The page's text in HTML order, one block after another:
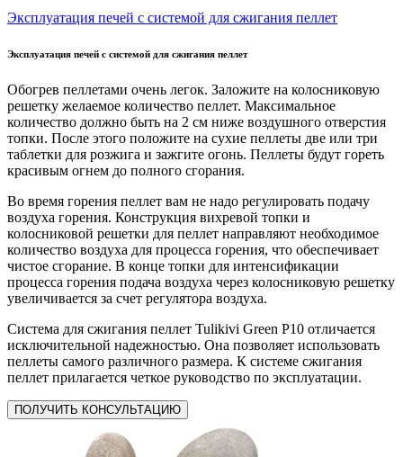
Эксплуатация печей с системой для сжигания пеллет
Эксплуатация печей с системой для сжигания пеллет
Обогрев пеллетами очень легок. Заложите на колосниковую
решетку желаемое количество пеллет. Максимальное
количество должно быть на 2 см ниже воздушного отверстия
топки. После этого положите на сухие пеллеты две или три
таблетки для розжига и зажгите огонь. Пеллеты будут гореть
красивым огнем до полного сгорания.
Во время горения пеллет вам не надо регулировать подачу
воздуха горения. Конструкция вихревой топки и
колосниковой решетки для пеллет направляют необходимое
количество воздуха для процесса горения, что обеспечивает
чистое сгорание. В конце топки для интенсификации
процесса горения подача воздуха через колосниковую решетку
увеличивается за счет регулятора воздуха.
Система для сжигания пеллет Tulikivi Green P10 отличается
исключительной надежностью. Она позволяет использовать
пеллеты самого различного размера. К системе сжигания
пеллет прилагается четкое руководство по эксплуатации.
ПОЛУЧИТЬ КОНСУЛЬТАЦИЮ